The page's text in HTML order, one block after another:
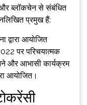
और ब्लॉकचेन से संबंधित
प्रमुख हैं:
द्वारा आयोजित
पर परिचयात्मक
और आभासी कार्यक्रम
आयोजित।